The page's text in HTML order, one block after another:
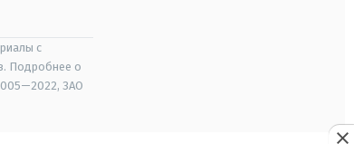
с
Подробнее о
ЗАО